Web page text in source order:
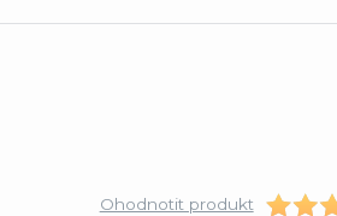
Ohodnotit produkt